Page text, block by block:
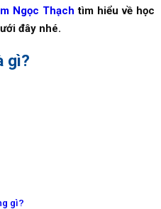
Ngọc Thạch tìm hiểu về học
đây nhé.
gì?
gì?